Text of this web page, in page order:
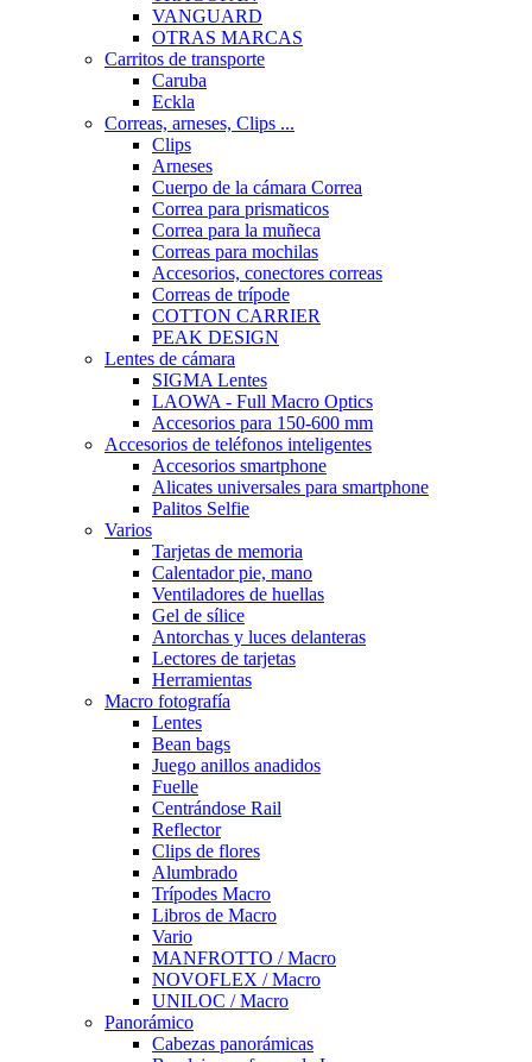
VANGUARD
OTRAS MARCAS
Carritos de transporte
Caruba
Eckla
Correas, arneses, Clips ...
Clips
Arneses
Cuerpo de la cámara Correa
Correa para prismaticos
Correa para la muñeca
Correas para mochilas
Accesorios, conectores correas
Correas de trípode
COTTON CARRIER
PEAK DESIGN
Lentes de cámara
SIGMA Lentes
LAOWA - Full Macro Optics
Accesorios para 150-600 mm
Accesorios de teléfonos inteligentes
Accesorios smartphone
Alicates universales para smartphone
Palitos Selfie
Varios
Tarjetas de memoria
Calentador pie, mano
Ventiladores de huellas
Gel de sílice
Antorchas y luces delanteras
Lectores de tarjetas
Herramientas
Macro fotografía
Lentes
Bean bags
Juego anillos anadidos
Fuelle
Centrándose Rail
Reflector
Clips de flores
Alumbrado
Trípodes Macro
Libros de Macro
Vario
MANFROTTO / Macro
NOVOFLEX / Macro
UNILOC / Macro
Panorámico
Cabezas panorámicas